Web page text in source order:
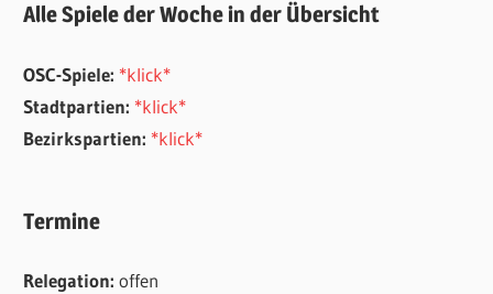
Alle Spiele der Woche in der Übersicht
OSC-Spiele: *klick*
Stadtpartien: *klick*
Bezirkspartien: *klick*
Termine
Relegation:offen